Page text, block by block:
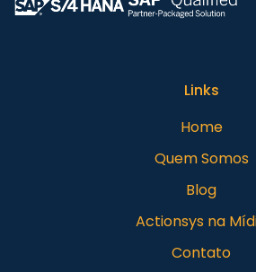
Links
Home
Quem Somos
Blog
Actionsys na
Contato